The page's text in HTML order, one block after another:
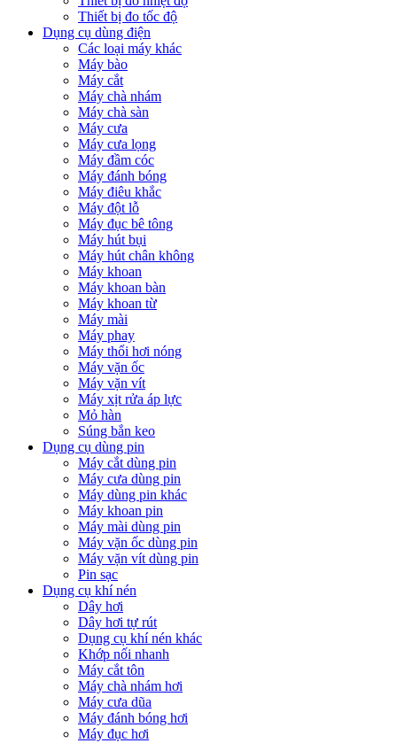
Thiết bị đo tốc độ
Dụng cụ dùng điện
Các loại máy khác
Máy bào
Máy cắt
Máy chà nhám
Máy chà sàn
Máy cưa
Máy cưa lọng
Máy đầm cóc
Máy đánh bóng
Máy điêu khắc
Máy đột lỗ
Máy đục bê tông
Máy hút bụi
Máy hút chân không
Máy khoan
Máy khoan bàn
Máy khoan từ
Máy mài
Máy phay
Máy thổi hơi nóng
Máy vặn ốc
Máy vặn vít
Máy xịt rửa áp lực
Mỏ hàn
Súng bắn keo
Dụng cụ dùng pin
Máy cắt dùng pin
Máy cưa dùng pin
Máy dùng pin khác
Máy khoan pin
Máy mài dùng pin
Máy vặn ốc dùng pin
Máy vặn vít dùng pin
Pin sạc
Dụng cụ khí nén
Dây hơi
Dây hơi tự rút
Dụng cụ khí nén khác
Khớp nối nhanh
Máy cắt tôn
Máy chà nhám hơi
Máy cưa dũa
Máy đánh bóng hơi
Máy đục hơi